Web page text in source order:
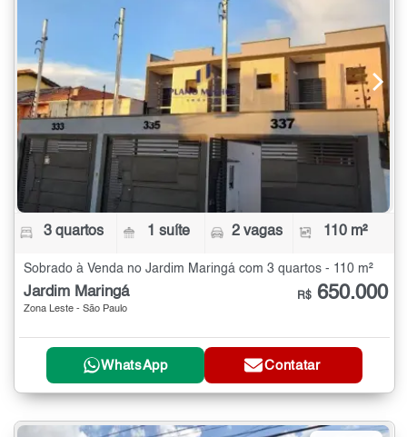
3 quartos 1 suíte 2 vagas 110 m²
Sobrado à Venda no Jardim Maringá com 3 quartos - 110 m²
Jardim Maringá
Zona Leste - São Paulo
R$ 650.000
WhatsApp Contatar